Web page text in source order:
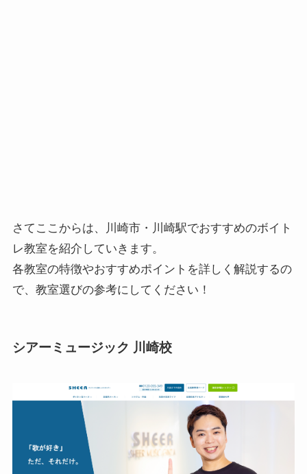
さてここからは、川崎市・川崎駅でおすすめのボイト
レ教室を紹介していきます。
各教室の特徴やおすすめポイントを詳しく解説するの
で、教室選びの参考にしてください！
シアーミュージック 川崎校